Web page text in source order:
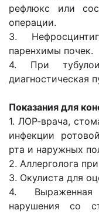
рефлюкс или
операции.
3.
паренхимы почек.
4. При
диагностическая
Показания для
1. ЛОР-врача,
инфекции
рта и наружных
2. Аллерголога
3. Окулиста для
4. Выраженная
нарушения со